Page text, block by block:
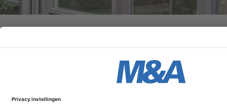
van
, De zorgketen is met meer dan 320
via schoollocaties, een grote aanbieder in
Advertentie
geadviseerd door